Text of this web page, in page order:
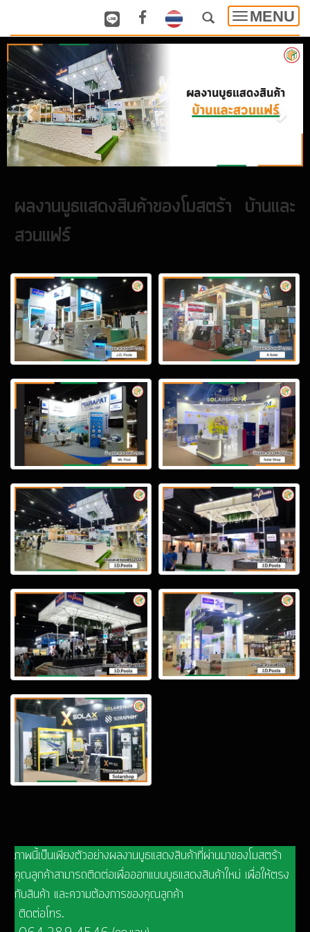
Toggle
MENU
ผลงานบูธแสดงสินค้าของโมสตร้า บ้านและ
สวนแฟร์
ภาพนี้เป็นเพียงตัวอย่างผลงานบูธแสดงสินค้าที่ผ่านมาของโมสตร้า
คุณลูกค้าสามารถติดต่อเพื่อออกแบบบูธแสดงสินค้าใหม่ เพื่อให้ตรง
กับสินค้า และความต้องการของคุณลูกค้า
ติดต่อโทร.